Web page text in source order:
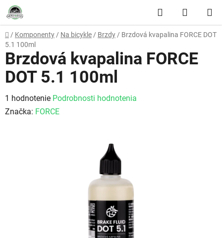
Prejsť na obsah Hľadať
Domov
/ Komponenty / Na bicykle / Brzdy / Brzdová kvapalina FORCE DOT
5.1 100ml
Brzdová kvapalina FORCE
DOT 5.1 100ml
Priemerné hodnotenie produktu je 5,0 z 5 hviezdičiek.
1 hodnotenie Podrobnosti hodnotenia
Značka: FORCE